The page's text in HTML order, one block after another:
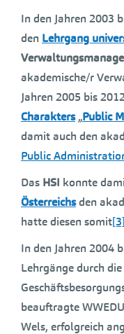
In den Jahren 2003
den Lehrgang
akademische/r
Jahren 2005 bis
Charakters„Public
damit auch den
Public
Das HSI konnte
Österreichsden
hatte diesen somit[3]
In den Jahren 2004
Lehrgänge durch
beauftragte
Wels, erfolgreich